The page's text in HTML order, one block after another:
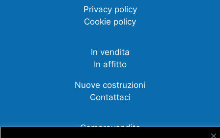
Privacy policy
Cookie policy
In vendita
In affitto
Nuove costruzioni
Contattaci
Compravendite